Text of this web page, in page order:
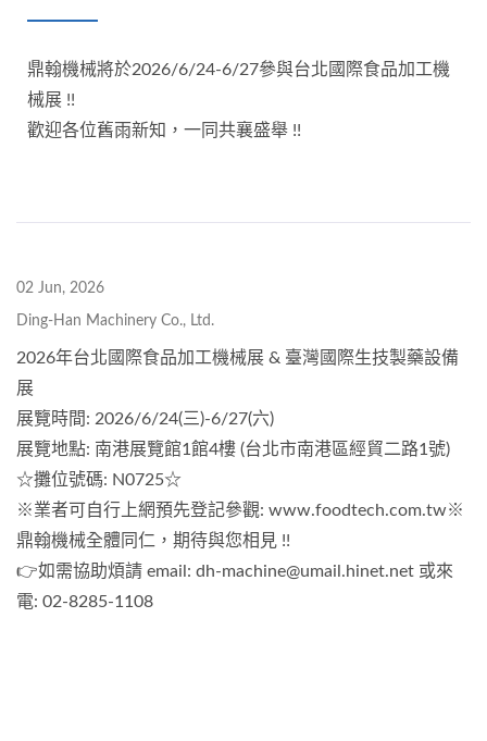
鼎翰機械將於2026/6/24-6/27參與台北國際食品加工機
械展 !!
歡迎各位舊雨新知，一同共襄盛舉 !!
02 Jun, 2026
Ding-Han Machinery Co., Ltd.
2026年台北國際食品加工機械展 & 臺灣國際生技製藥設備
展
展覽時間: 2026/6/24(三)-6/27(六)
展覽地點: 南港展覽館1館4樓 (台北市南港區經貿二路1號)
☆攤位號碼: N0725☆
※業者可自行上網預先登記參觀: www.foodtech.com.tw※
鼎翰機械全體同仁，期待與您相見 !!
👉如需協助煩請 email: dh-machine@umail.hinet.net 或來
電: 02-8285-1108